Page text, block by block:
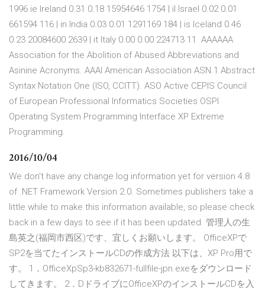
1996 ie Ireland 0.31 0.18 15954646 1754 | il Israel 0.02 0.01
661594 116 | in India 0.03 0.01 1291169 184 | is Iceland 0.46
0.23 20084600 2639 | it Italy 0.00 0.00 224713 11 AAAAAA
Association for the Abolition of Abused Abbreviations and
Asinine Acronyms. AAAI American Association ASN.1 Abstract
Syntax Notation One (ISO, CCITT). ASO Active CEPIS Council
of European Professional Informatics Societies OSPI
Operating System Programming Interface XP Extreme
Programming.
2016/10/04
We don't have any change log information yet for version 4.8
of .NET Framework Version 2.0. Sometimes publishers take a
little while to make this information available, so please check
back in a few days to see if it has been updated. 管理人の生
島英之(福岡市西区)です、宜しくお願いします。 OfficeXPで
SP2を当てたインストールCDの作成方法 以下は、XP Pro用で
す。 1．OfficeXpSp3-kb832671-fullfile-jpn.exeをダウンロード
してきます。 2．DドライブにOfficeXPのインストールCDを入